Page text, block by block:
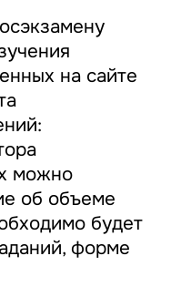
на сайте
можно
об объеме
будет
форме